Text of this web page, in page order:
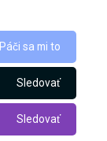
Páči sa mi to
Sledovať
Sledovať